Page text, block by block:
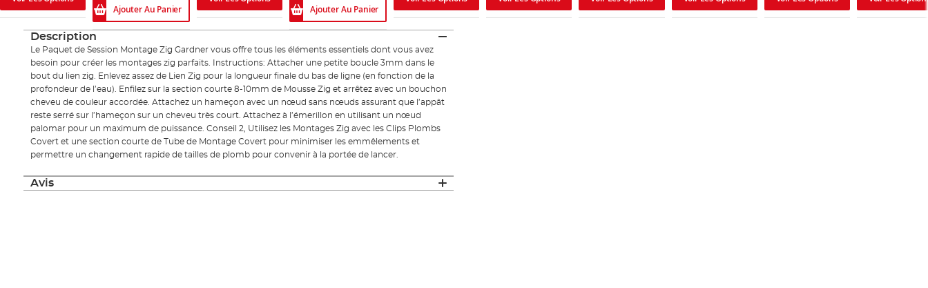
Ajouter Au Panier Ajouter Au Panier
Description
Le Paquet de Session Montage Zig Gardner vous offre tous les éléments essentiels dont vous avez
besoin pour créer les montages zig parfaits. Instructions: Attacher une petite boucle 3mm dans le
bout du lien zig. Enlevez assez de Lien Zig pour la longueur finale du bas de ligne (en fonction de la
profondeur de l’eau). Enfilez sur la section courte 8-10mm de Mousse Zig et arrêtez avec un bouchon
cheveu de couleur accordée. Attachez un hameçon avec un nœud sans nœuds assurant que l’appât
reste serré sur l’hameçon sur un cheveu très court. Attachez à l’émerillon en utilisant un nœud
palomar pour un maximum de puissance. Conseil 2, Utilisez les Montages Zig avec les Clips Plombs
Covert et une section courte de Tube de Montage Covert pour minimiser les emmêlements et
permettre un changement rapide de tailles de plomb pour convenir à la portée de lancer.
Avis